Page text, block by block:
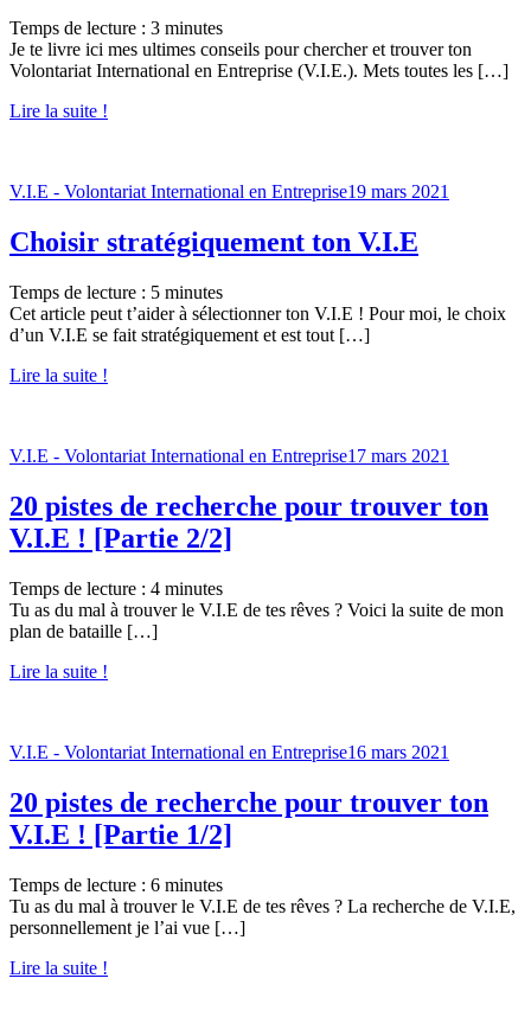
Temps de lecture : 3 minutes
Je te livre ici mes ultimes conseils pour chercher et trouver ton
Volontariat International en Entreprise (V.I.E.). Mets toutes les […]
Lire la suite !
V.I.E - Volontariat International en Entreprise19 mars 2021
Choisir stratégiquement ton V.I.E
Temps de lecture : 5 minutes
Cet article peut t’aider à sélectionner ton V.I.E ! Pour moi, le choix
d’un V.I.E se fait stratégiquement et est tout […]
Lire la suite !
V.I.E - Volontariat International en Entreprise17 mars 2021
20 pistes de recherche pour trouver ton
V.I.E ! [Partie 2/2]
Temps de lecture : 4 minutes
Tu as du mal à trouver le V.I.E de tes rêves ? Voici la suite de mon
plan de bataille […]
Lire la suite !
V.I.E - Volontariat International en Entreprise16 mars 2021
20 pistes de recherche pour trouver ton
V.I.E ! [Partie 1/2]
Temps de lecture : 6 minutes
Tu as du mal à trouver le V.I.E de tes rêves ? La recherche de V.I.E,
personnellement je l’ai vue […]
Lire la suite !